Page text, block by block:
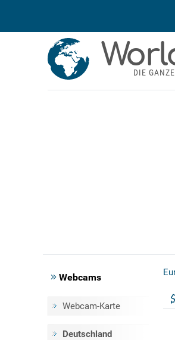
DIE
Webcams
Webcam-Karte
Deutschland